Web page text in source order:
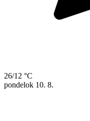
26/12 °C
pondelok 10. 8.